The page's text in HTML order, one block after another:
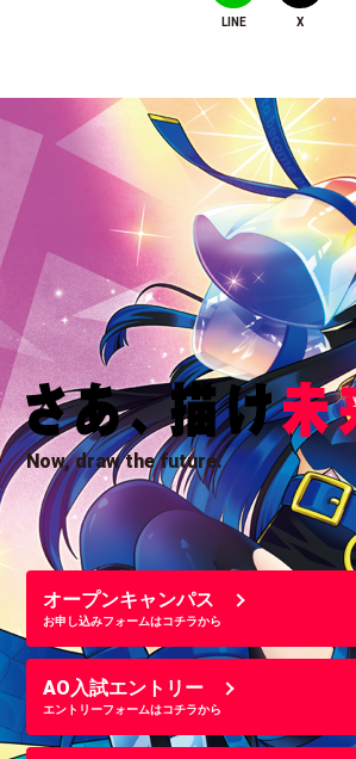
LINE X
Now, draw the future.
オープンキャンパス
お申し込みフォームはコチラから
AO入試エントリー
エントリーフォームはコチラから